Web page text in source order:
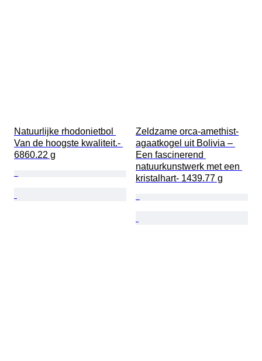
Natuurlijke rhodonietbol
Van de hoogste kwaliteit.-
6860.22 g
Zeldzame orca-amethist-
agaatkogel uit Bolivia –
Een fascinerend
natuurkunstwerk met een
kristalhart- 1439.77 g